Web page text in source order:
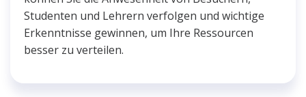
Studenten und Lehrern verfolgen und wichtige
Erkenntnisse gewinnen, um Ihre Ressourcen
besser zu verteilen.